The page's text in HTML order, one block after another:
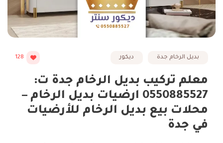
بديل الرخام جدة ديكور 128
معلم تركيب بديل الرخام جدة ت:
0550885527 ارضيات بديل الرخام –
محلات بيع بديل الرخام للأرضيات
في جدة